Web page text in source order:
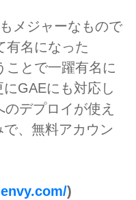
メジャーなもので
有名になった
ことで一躍有名に
GAEにも対応し
デプロイが使え
、無料アカウン
)